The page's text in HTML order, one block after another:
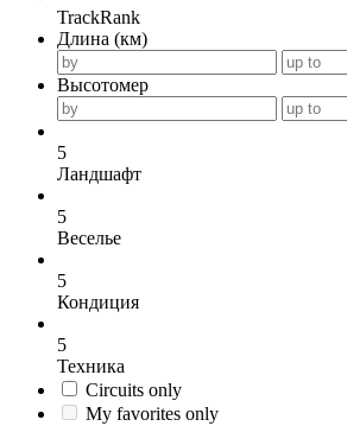
TrackRank
Длина (км)
Высотомер
5
Ландшафт
5
Веселье
5
Кондиция
5
Техника
Circuits only
My favorites only